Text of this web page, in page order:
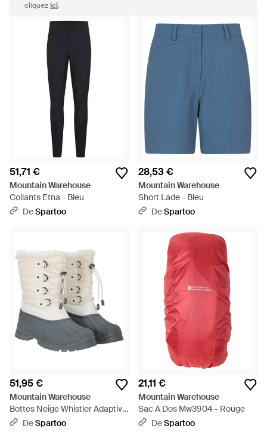
cliquezici.
51,71 €
Mountain Warehouse
Collants Etna - Bleu
DeSpartoo
28,53 €
Mountain Warehouse
Short Lade - Bleu
DeSpartoo
51,95 €
Mountain Warehouse
Bottes Neige Whistler Adaptive
- Gris
DeSpartoo
21,11 €
Mountain Warehouse
Sac A Dos Mw3904 - Rouge
DeSpartoo